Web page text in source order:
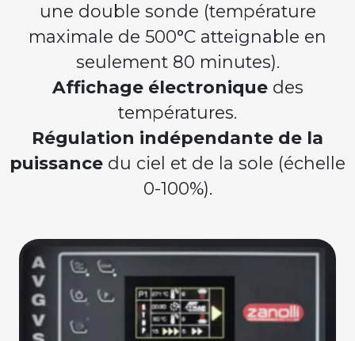
une double sonde (température
maximale de 500°C atteignable en
seulement 80 minutes).
Affichage électroniquedes
températures.
Régulation indépendante de la
puissance du ciel et de la sole (échelle
0-100%).